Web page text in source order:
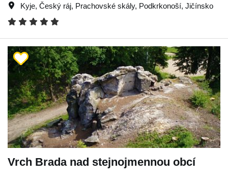
Kyje, Český ráj, Prachovské skály, Podkrkonoší, Jičínsko
Vrch Brada nad stejnojmennou obcí